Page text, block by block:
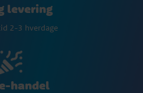
levering
2-3 hverdage
handel